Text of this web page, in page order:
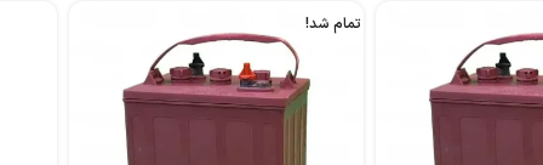
تمام شد!